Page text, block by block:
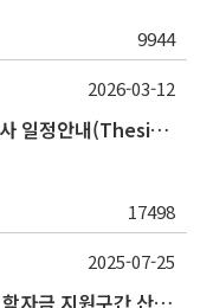
9944
2026학년도 1학기 석 · 박사 논문심사 일정안내(Thesis Defense Schedules)
17498
2026-03-12
[장학금 신청자 필독] 한국장학재단 학자금 지원구간 산정 권고
2025-07-25